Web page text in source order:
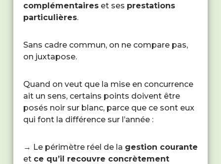
complémentaireset ses prestations
particulières.
Sans cadre commun, on ne compare pas,
on juxtapose.
Quand on veut que la mise en concurrence
ait un sens, certains points doivent être
posés noir sur blanc, parce que ce sont eux
qui font la différence sur l’année :
→ Le périmètre réel de la gestion courante
et ce qu’il recouvre concrètement